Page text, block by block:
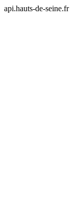
api.hauts-de-seine.fr